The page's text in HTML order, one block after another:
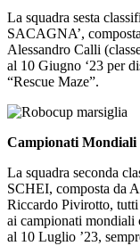
La squadra sesta
SACAGNA’,
Alessandro Calli
al 10 Giugno ‘23 per
“Rescue Maze”.
Campionati Mondiali
La squadra seconda
SCHEI, composta da
Riccardo Pivirotto,
ai campionati mondiali
al 10 Luglio ’23,